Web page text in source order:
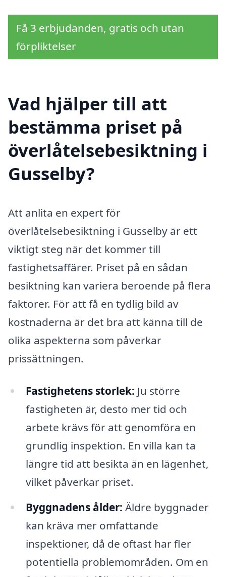
Få 3 erbjudanden, gratis och utan
förpliktelser
Vad hjälper till att
bestämma priset på
överlåtelsebesiktning i
Gusselby?
Att anlita en expert för
överlåtelsebesiktning i Gusselby är ett
viktigt steg när det kommer till
fastighetsaffärer. Priset på en sådan
besiktning kan variera beroende på flera
faktorer. För att få en tydlig bild av
kostnaderna är det bra att känna till de
olika aspekterna som påverkar
prissättningen.
Fastighetens storlek: Ju större
fastigheten är, desto mer tid och
arbete krävs för att genomföra en
grundlig inspektion. En villa kan ta
längre tid att besikta än en lägenhet,
vilket påverkar priset.
Byggnadens ålder: Äldre byggnader
kan kräva mer omfattande
inspektioner, då de oftast har fler
potentiella problemområden. Om en